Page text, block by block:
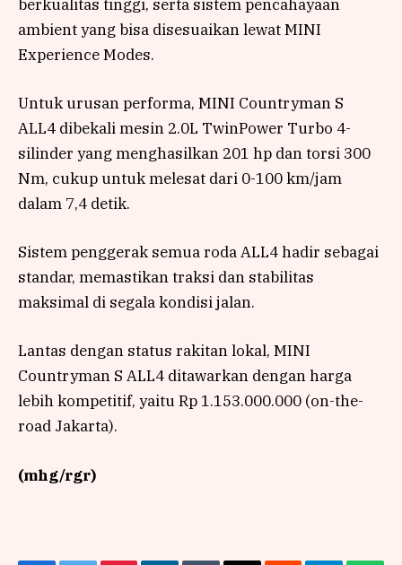
berkualitas tinggi, serta sistem pencahayaan
ambient yang bisa disesuaikan lewat MINI
Experience Modes.
Untuk urusan performa, MINI Countryman S
ALL4 dibekali mesin 2.0L TwinPower Turbo 4-
silinder yang menghasilkan 201 hp dan torsi 300
Nm, cukup untuk melesat dari 0-100 km/jam
dalam 7,4 detik.
Sistem penggerak semua roda ALL4 hadir sebagai
standar, memastikan traksi dan stabilitas
maksimal di segala kondisi jalan.
Lantas dengan status rakitan lokal, MINI
Countryman S ALL4 ditawarkan dengan harga
lebih kompetitif, yaitu Rp 1.153.000.000 (on-the-
road Jakarta).
(mhg/rgr)